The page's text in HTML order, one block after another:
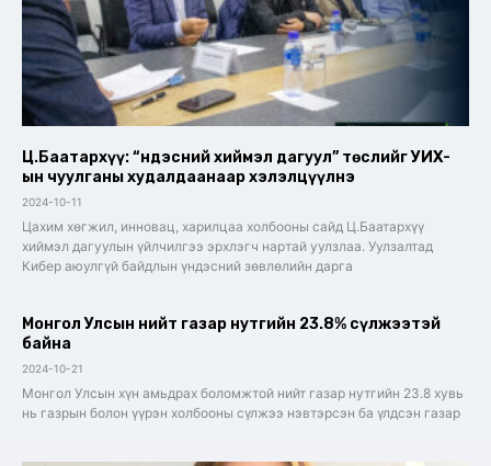
Ц.Баатархүү: “Үндэсний хиймэл дагуул” төслийг УИХ-
ын чуулганы худалдаанаар хэлэлцүүлнэ
2024-10-11
Цахим хөгжил, инновац, харилцаа холбооны сайд Ц.Баатархүү
хиймэл дагуулын үйлчилгээ эрхлэгч нартай уулзлаа. Уулзалтад
Кибер аюулгүй байдлын үндэсний зөвлөлийн дарга
Монгол Улсын нийт газар нутгийн 23.8% сүлжээтэй
байна
2024-10-21
Монгол Улсын хүн амьдрах боломжтой нийт газар нутгийн 23.8 хувь
нь газрын болон үүрэн холбооны сүлжээ нэвтэрсэн ба үлдсэн газар